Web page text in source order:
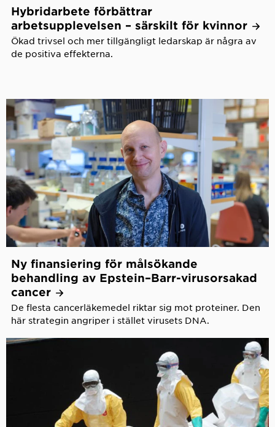
Hybridarbete förbättrar
arbetsupplevelsen – särskilt för kvinnor
Ökad trivsel och mer tillgängligt ledarskap är några av
de positiva effekterna.
Ny finansiering för målsökande
behandling av Epstein–Barr-virusorsakad
cancer
De flesta cancerläkemedel riktar sig mot proteiner. Den
här strategin angriper i stället virusets DNA.